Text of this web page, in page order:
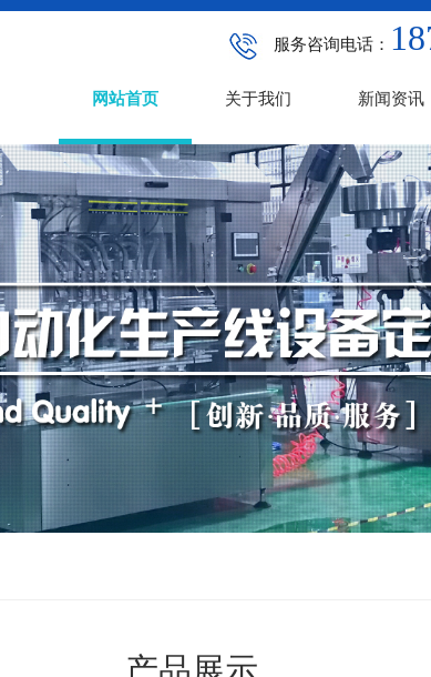
服务咨询电话：
网站首页 关于我们 新闻资讯